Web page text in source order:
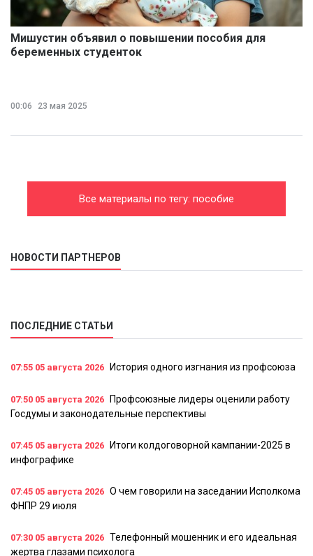
Мишустин объявил о повышении пособия для
беременных студенток
00:06 23 мая 2025
Все материалы по тегу: пособие
НОВОСТИ ПАРТНЕРОВ
ПОСЛЕДНИЕ СТАТЬИ
07:55 05 августа 2026 История одного изгнания из профсоюза
07:50 05 августа 2026
Профсоюзные лидеры оценили работу
Госдумы и законодательные перспективы
07:45 05 августа 2026
Итоги колдоговорной кампании-2025 в
инфографике
07:45 05 августа 2026 О чем говорили на заседании Исполкома
ФНПР 29 июля
07:30 05 августа 2026 Телефонный мошенник и его идеальная
жертва глазами психолога